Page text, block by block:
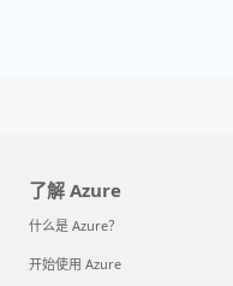
了解 Azure
什么是 Azure？
开始使用 Azure